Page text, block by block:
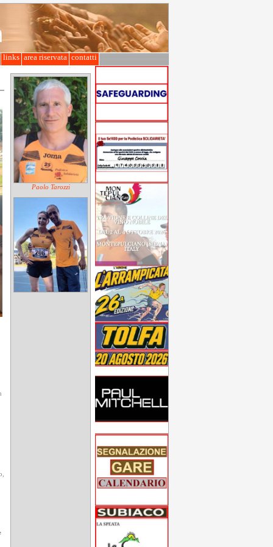
links area riservata contatti
Paolo Tarozzi